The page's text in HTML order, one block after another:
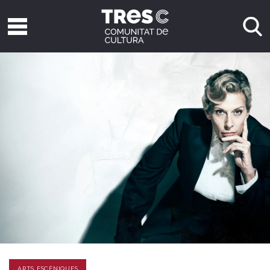
ARTS ESCÈNIQUES